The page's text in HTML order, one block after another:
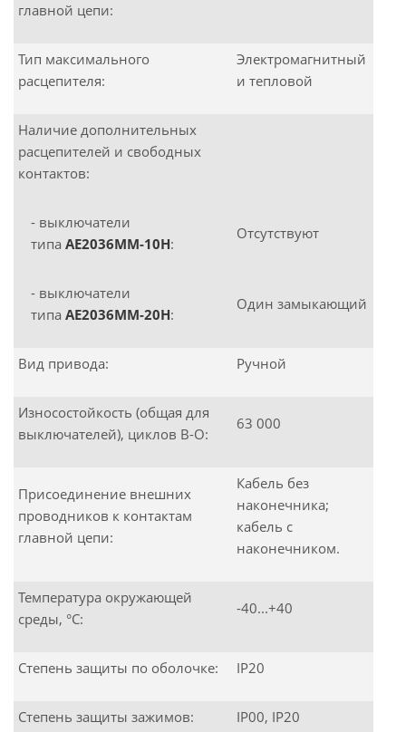
главной цепи:
Тип максимального
расцепителя:
Электромагнитный
и тепловой
Наличие дополнительных
расцепителей и свободных
контактов:
- выключатели
типа АЕ2036ММ-10Н:
Отсутствуют
- выключатели
типа АЕ2036ММ-20Н:
Один замыкающий
Вид привода: Ручной
Износостойкость (общая для
выключателей), циклов В-О:
63 000
Присоединение внешних
проводников к контактам
главной цепи:
Кабель без
наконечника;
кабель с
наконечником.
Температура окружающей
среды, °С:
-40...+40
Степень защиты по оболочке: IP20
Степень защиты зажимов: IP00, IP20